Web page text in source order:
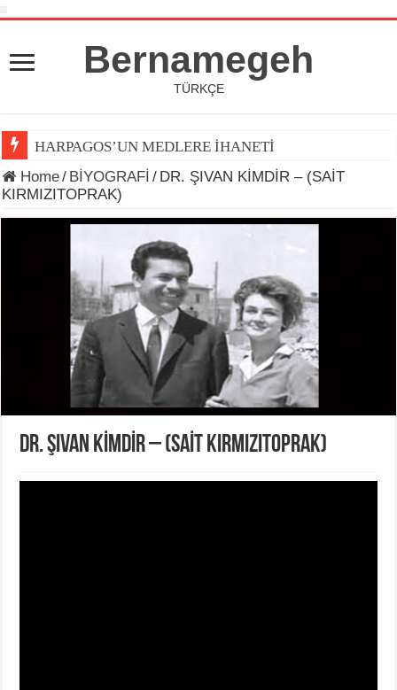
Bernamegeh
TÜRKÇE
HARPAGOS’UN MEDLERE İHANETİ
Home/ BİYOGRAFİ / DR. ŞIVAN KİMDİR – (SAİT
KIRMIZITOPRAK)
DR. ŞIVAN KİMDİR – (SAİT KIRMIZITOPRAK)